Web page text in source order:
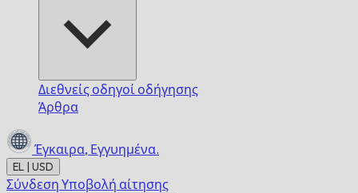
Διεθνείς οδηγοί οδήγησης
Άρθρα
Έγκαιρα, Εγγυημένα.
EL | USD
Σύνδεση Υποβολή αίτησης